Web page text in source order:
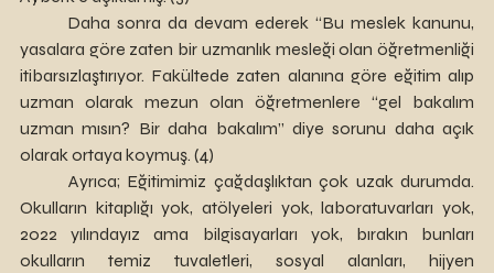
yasalara göre zaten bir uzmanlık mesleği olan öğretmenliği
itibarsızlaştırıyor. Fakültede zaten alanına göre eğitim alıp
uzman olarak mezun olan öğretmenlere “gel bakalım
uzman mısın? Bir daha bakalım” diye sorunu daha açık
olarak ortaya koymuş. (4)
Okulların kitaplığı yok, atölyeleri yok, laboratuvarları yok,
2022 yılındayız ama bilgisayarları yok, bırakın bunları
okulların temiz tuvaletleri, sosyal alanları, hijyen